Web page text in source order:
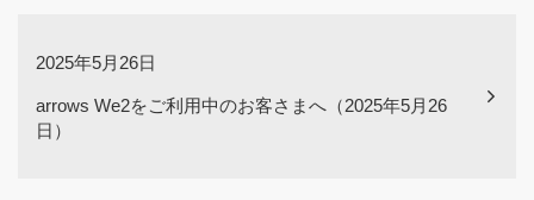
2025年5月26日
arrows We2をご利用中のお客さまへ（2025年5月26
日）